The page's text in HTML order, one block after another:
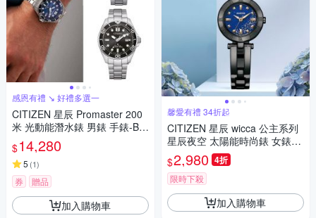
感恩有禮 ↘ 好禮多選一
CITIZEN 星辰 Promaster 200
米 光動能潛水錶 男錶 手錶-BN
0260-54L.BN0269-50W.BN02
61-51E
$14,280
5 (1)
券 贈品
加入購物車
馨愛有禮 34折起
CITIZEN 星辰 wicca 公主系列
星辰夜空 太陽能時尚錶 女錶-2
4mm KP2-647-71R
$2,980 4折
限時下殺
加入購物車